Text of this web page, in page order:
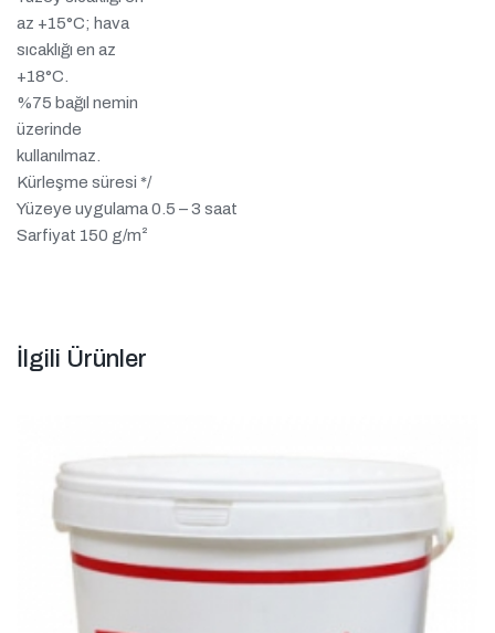
az +15°C; hava
sıcaklığı en az
+18°C.
%75 bağıl nemin
üzerinde
kullanılmaz.
Kürleşme süresi */
Yüzeye uygulama 0.5 – 3 saat
Sarfiyat 150 g/m²
İlgili Ürünler